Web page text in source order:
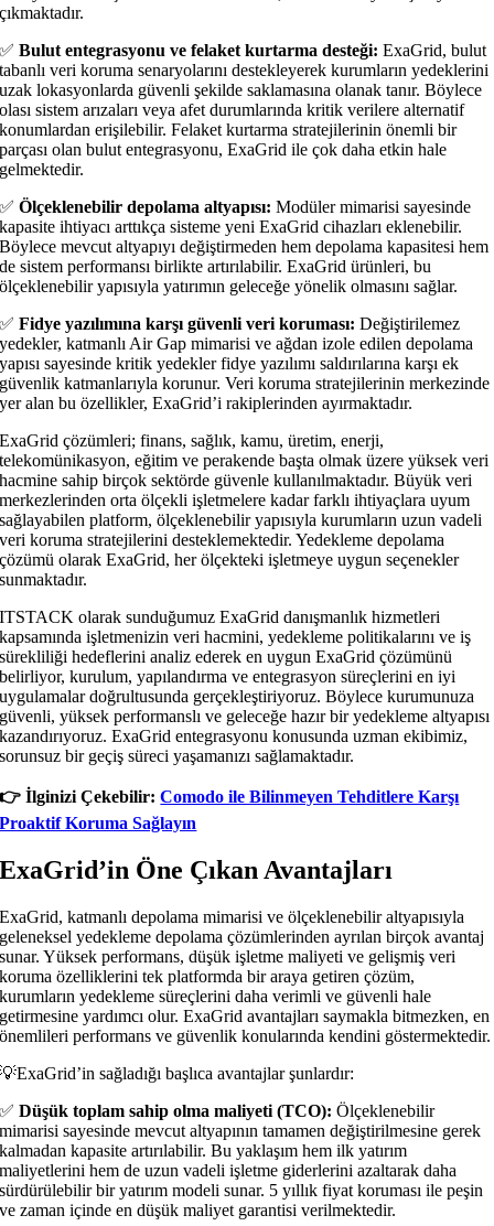
çıkmaktadır.
✅Bulut entegrasyonu ve felaket kurtarma desteği: ExaGrid, bulut
tabanlı veri koruma senaryolarını destekleyerek kurumların yedeklerini
uzak lokasyonlarda güvenli şekilde saklamasına olanak tanır. Böylece
olası sistem arızaları veya afet durumlarında kritik verilere alternatif
konumlardan erişilebilir. Felaket kurtarma stratejilerinin önemli bir
parçası olan bulut entegrasyonu, ExaGrid ile çok daha etkin hale
gelmektedir.
✅Ölçeklenebilir depolama altyapısı: Modüler mimarisi sayesinde
kapasite ihtiyacı arttıkça sisteme yeni ExaGrid cihazları eklenebilir.
Böylece mevcut altyapıyı değiştirmeden hem depolama kapasitesi hem
de sistem performansı birlikte artırılabilir. ExaGrid ürünleri, bu
ölçeklenebilir yapısıyla yatırımın geleceğe yönelik olmasını sağlar.
✅Fidye yazılımına karşı güvenli veri koruması: Değiştirilemez
yedekler, katmanlı Air Gap mimarisi ve ağdan izole edilen depolama
yapısı sayesinde kritik yedekler fidye yazılımı saldırılarına karşı ek
güvenlik katmanlarıyla korunur. Veri koruma stratejilerinin merkezinde
yer alan bu özellikler, ExaGrid’i rakiplerinden ayırmaktadır.
ExaGrid çözümleri; finans, sağlık, kamu, üretim, enerji,
telekomünikasyon, eğitim ve perakende başta olmak üzere yüksek veri
hacmine sahip birçok sektörde güvenle kullanılmaktadır. Büyük veri
merkezlerinden orta ölçekli işletmelere kadar farklı ihtiyaçlara uyum
sağlayabilen platform, ölçeklenebilir yapısıyla kurumların uzun vadeli
veri koruma stratejilerini desteklemektedir. Yedekleme depolama
çözümü olarak ExaGrid, her ölçekteki işletmeye uygun seçenekler
sunmaktadır.
ITSTACK olarak sunduğumuz ExaGrid danışmanlık hizmetleri
kapsamında işletmenizin veri hacmini, yedekleme politikalarını ve iş
sürekliliği hedeflerini analiz ederek en uygun ExaGrid çözümünü
belirliyor, kurulum, yapılandırma ve entegrasyon süreçlerini en iyi
uygulamalar doğrultusunda gerçekleştiriyoruz. Böylece kurumunuza
güvenli, yüksek performanslı ve geleceğe hazır bir yedekleme altyapısı
kazandırıyoruz. ExaGrid entegrasyonu konusunda uzman ekibimiz,
sorunsuz bir geçiş süreci yaşamanızı sağlamaktadır.
👉️ İlginizi Çekebilir:Comodo ile Bilinmeyen Tehditlere Karşı
Proaktif Koruma Sağlayın
ExaGrid’in Öne Çıkan Avantajları
ExaGrid, katmanlı depolama mimarisi ve ölçeklenebilir altyapısıyla
geleneksel yedekleme depolama çözümlerinden ayrılan birçok avantaj
sunar. Yüksek performans, düşük işletme maliyeti ve gelişmiş veri
koruma özelliklerini tek platformda bir araya getiren çözüm,
kurumların yedekleme süreçlerini daha verimli ve güvenli hale
getirmesine yardımcı olur. ExaGrid avantajları saymakla bitmezken, en
önemlileri performans ve güvenlik konularında kendini göstermektedir.
💡ExaGrid’in sağladığı başlıca avantajlar şunlardır:
✅Düşük toplam sahip olma maliyeti (TCO): Ölçeklenebilir
mimarisi sayesinde mevcut altyapının tamamen değiştirilmesine gerek
kalmadan kapasite artırılabilir. Bu yaklaşım hem ilk yatırım
maliyetlerini hem de uzun vadeli işletme giderlerini azaltarak daha
sürdürülebilir bir yatırım modeli sunar. 5 yıllık fiyat koruması ile peşin
ve zaman içinde en düşük maliyet garantisi verilmektedir.